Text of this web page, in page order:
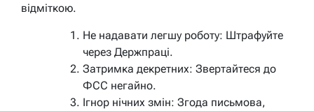
відміткою.
Не надавати легшу роботу: Штрафуйте
через Держпраці.
Затримка декретних: Звертайтеся до
ФСС негайно.
Ігнор нічних змін: Згода письмова,